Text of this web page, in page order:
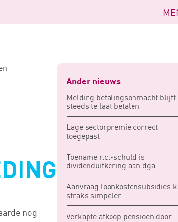
nog
Ander nieuws
Melding betalingsonmacht blijft
steeds te laat betalen
Lage sectorpremie correct
toegepast
Toename r.c.-schuld is
dividenduitkering aan dga
Aanvraag loonkostensubsidies
straks simpeler
Verkapte afkoop pensioen door